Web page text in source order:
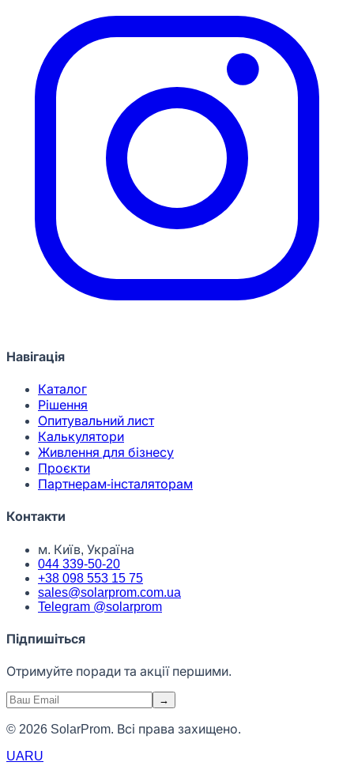
Навігація
Каталог
Рішення
Опитувальний лист
Калькулятори
Живлення для бізнесу
Проєкти
Партнерам-інсталяторам
Контакти
м. Київ, Україна
044 339-50-20
+38 098 553 15 75
sales@solarprom.com.ua
Telegram @solarprom
Підпишіться
Отримуйте поради та акції першими.
→
© 2026 SolarProm. Всі права захищено.
UARU